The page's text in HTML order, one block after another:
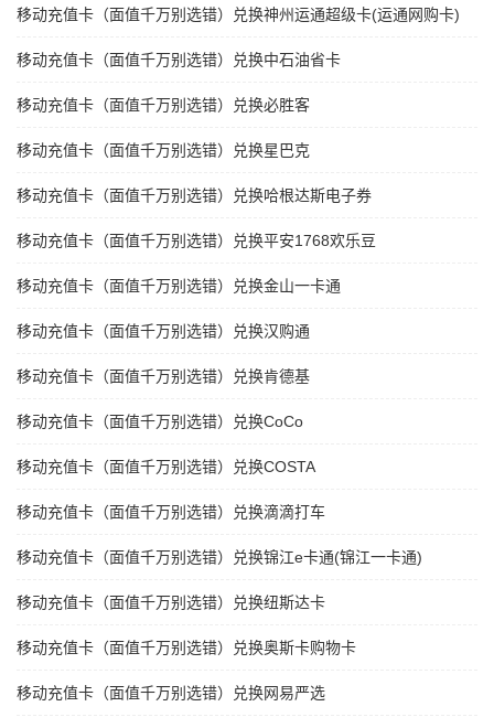
移动充值卡（面值千万别选错）兑换神州运通超级卡(运通网购卡)
移动充值卡（面值千万别选错）兑换中石油省卡
移动充值卡（面值千万别选错）兑换必胜客
移动充值卡（面值千万别选错）兑换星巴克
移动充值卡（面值千万别选错）兑换哈根达斯电子券
移动充值卡（面值千万别选错）兑换平安1768欢乐豆
移动充值卡（面值千万别选错）兑换金山一卡通
移动充值卡（面值千万别选错）兑换汉购通
移动充值卡（面值千万别选错）兑换肯德基
移动充值卡（面值千万别选错）兑换CoCo
移动充值卡（面值千万别选错）兑换COSTA
移动充值卡（面值千万别选错）兑换滴滴打车
移动充值卡（面值千万别选错）兑换锦江e卡通(锦江一卡通)
移动充值卡（面值千万别选错）兑换纽斯达卡
移动充值卡（面值千万别选错）兑换奥斯卡购物卡
移动充值卡（面值千万别选错）兑换网易严选